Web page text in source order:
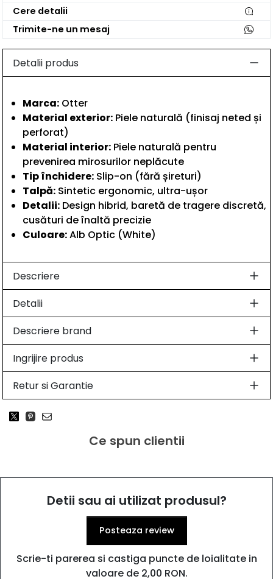
Cere detalii
Trimite-ne un mesaj
Detalii produs
Marca: Otter
Material exterior: Piele naturală (finisaj neted și
perforat)
Material interior: Piele naturală pentru
prevenirea mirosurilor neplăcute
Tip închidere: Slip-on (fără șireturi)
Talpă: Sintetic ergonomic, ultra-ușor
Detalii: Design hibrid, baretă de tragere discretă,
cusături de înaltă precizie
Culoare:Alb Optic (White)
Descriere
Detalii
Descriere brand
Ingrijire produs
Retur si Garantie
Ce spun clientii
Detii sau ai utilizat produsul?
Posteaza review
Scrie-ti parerea si castiga puncte de loialitate in
valoare de 2,00 RON.